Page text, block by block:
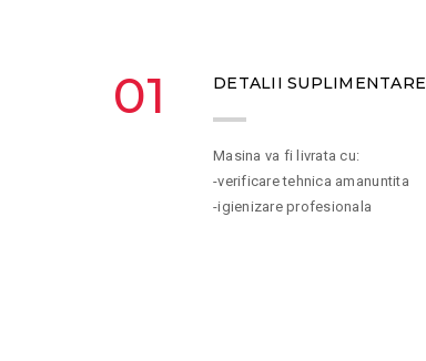
01 DETALII SUPLIMENTARE
Masina va fi livrata cu:
-verificare tehnica amanuntita
-igienizare profesionala